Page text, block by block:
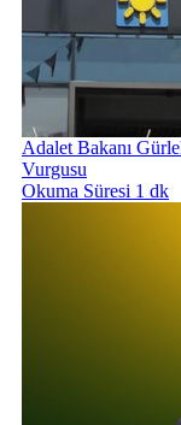
Adalet Bakanı
Vurgusu
Okuma Süresi 1 dk